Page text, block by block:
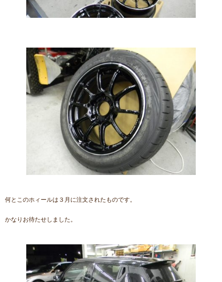
何とこのホィールは３月に注文されたものです。
かなりお待たせしました。